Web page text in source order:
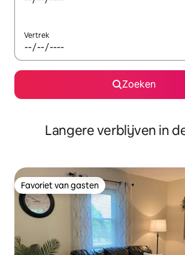
Vertrek
Zoeken
Langere verblijven in
Favoriet van gasten
Favoriet van gasten